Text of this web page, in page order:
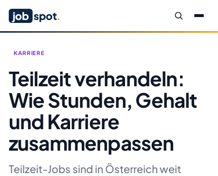
job spot.
KARRIERE
Teilzeit verhandeln:
Wie Stunden, Gehalt
und Karriere
zusammenpassen
Teilzeit-Jobs sind in Österreich weit